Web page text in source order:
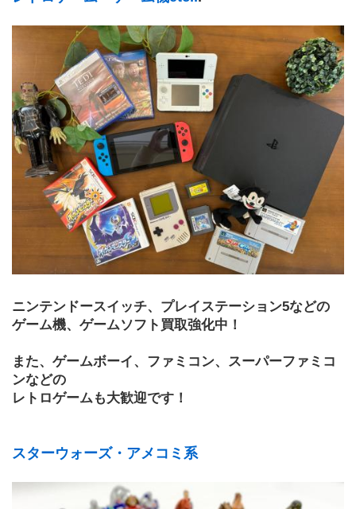
ニンテンドースイッチ、プレイステーション5などの
ゲーム機、ゲームソフト買取強化中！
また、ゲームボーイ、ファミコン、スーパーファミコ
ンなどの
レトロゲームも大歓迎です！
スターウォーズ・アメコミ系